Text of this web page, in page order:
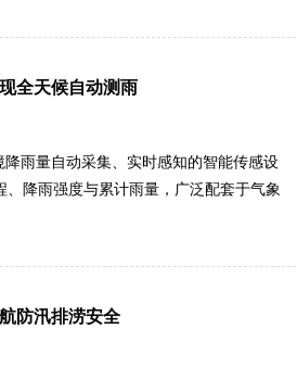
配套设施，布设便捷、运维简单。设备
展常态化气象监测，无需人工频繁检修
全天候自动测雨
雨量自动采集、实时感知的智能传感设
降雨强度与累计雨量，广泛配套于气象
监测设备易受环境干扰、数据零散的问
汛风险研判提供可靠的数据保障。.....
防汛排涝安全